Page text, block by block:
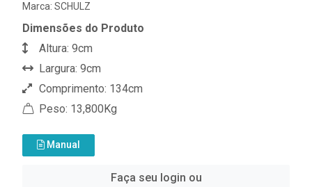
Marca: SCHULZ
Dimensões do Produto
Altura: 9cm
Largura: 9cm
Comprimento: 134cm
Peso: 13,800Kg
Manual
Faça seu login ou